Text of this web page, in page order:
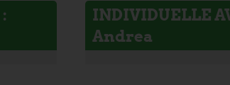
INDIVIDUELLE
Andrea